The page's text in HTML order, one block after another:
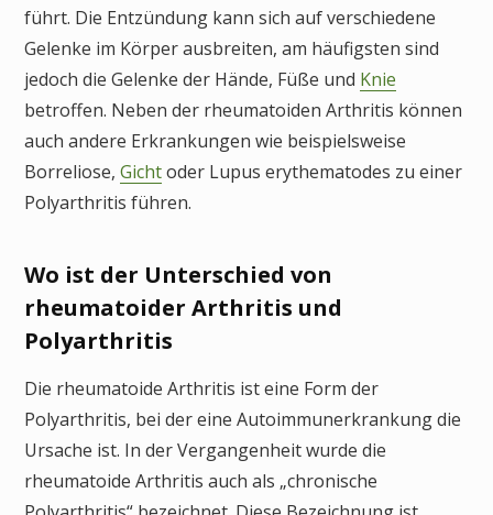
führt. Die Entzündung kann sich auf verschiedene
Gelenke im Körper ausbreiten, am häufigsten sind
jedoch die Gelenke der Hände, Füße und Knie
betroffen. Neben der rheumatoiden Arthritis können
auch andere Erkrankungen wie beispielsweise
Borreliose, Gichtoder Lupus erythematodes zu einer
Polyarthritis führen.
Wo ist der Unterschied von
rheumatoider Arthritis und
Polyarthritis
Die rheumatoide Arthritis ist eine Form der
Polyarthritis, bei der eine Autoimmunerkrankung die
Ursache ist. In der Vergangenheit wurde die
rheumatoide Arthritis auch als „chronische